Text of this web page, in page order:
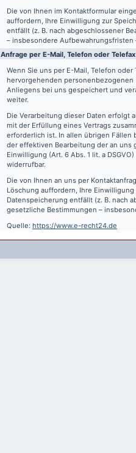
Die von Ihnen im Kontaktformular
auffordern, Ihre Einwilligung zur
entfällt (z. B. nach abgeschlossener
– insbesondere
Anfrage per E-Mail, Telefon oder Telefax
Wenn Sie uns per E-Mail, Telefon
hervorgehenden personenbezogenen
Anliegens bei uns gespeichert und
weiter.
Die Verarbeitung dieser Daten erfolgt
mit der Erfüllung eines Vertrags
erforderlich ist. In allen übrigen Fällen
der effektiven Bearbeitung der an uns
Einwilligung (Art. 6 Abs. 1 lit. a
widerrufbar.
Die von Ihnen an uns per
Löschung auffordern, Ihre
Datenspeicherung entfällt (z. B. nach
gesetzliche Bestimmungen –
Quelle: https://www.e-recht24.de